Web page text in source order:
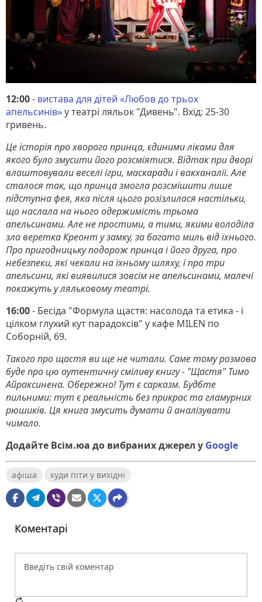
12:00- вистава для дітей «Любов до трьох
апельсинів»у театрі ляльок "Дивень". Вхід: 25-30
гривень.
Це історія про хворого принца, єдиними ліками для
якого було змусити його розсміятися. Відтак при дворі
влаштовували веселі ігри, маскаради і вакханалії. Але
сталося так, що принца змогла розсмішити лише
підступна фея, яка після цього розізлилася настільки,
що наслала на нього одержимість трьома
апельсинами. Але не простими, а тими, якими володіла
зла веретка Креонт у замку, за багато миль від їхнього.
Про пригодницьку подорож принца і його друга, про
небезпеки, які чекали на їхньому шляху, і про три
апельсини, які виявилися зовсім не апельсинами, малечі
покажуть у ляльковому театрі.
16:00- Бесіда "Формула щастя: насолода та етика - і
цілком глухий кут парадоксів" у кафе MILEN по
Соборній, 69.
Такого про щастя ви ще не читали. Саме тому розмова
буде про цю аутентичну сміливу книгу - "Щастя" Тимо
Айраксинена. Обережно! Тут є сарказм. Будбте
пильними: тут є реальність без прикрас та гламурних
рюшиків. Ця книга змусить думати й аналізувати
чимало.
Додайте Всім.юа до вибраних джерел у Google
афіша куди піти у вихідні
Коментарі